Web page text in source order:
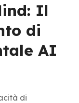
Il
di
AI
di